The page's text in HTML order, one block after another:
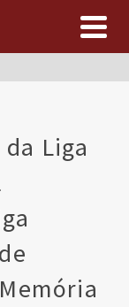
Liga